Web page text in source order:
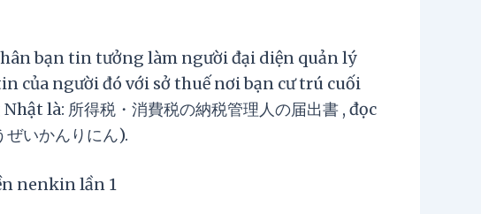
bạn tin tưởng làm người đại diện quản lý
của người đó với sở thuế nơi bạn cư trú cuối
là: 所得税・消費税の納税管理人の届出書 , đọc
いかんりにん).
nenkin lần 1